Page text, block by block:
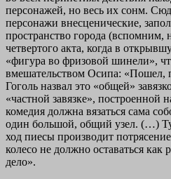
персонажей, но весь их сонм.
персонажи внесценические,
пространство города (вспомним,
четвертого акта, когда в
«фигура во фризовой шинели»,
вмешательством Осипа: «Пошел,
Гоголь назвал это «общей»
«частной завязке», построенной
комедия должна вязаться сама
один большой, общий узел. (…)
ход пиесы производит
колесо не должно оставаться как
дело».